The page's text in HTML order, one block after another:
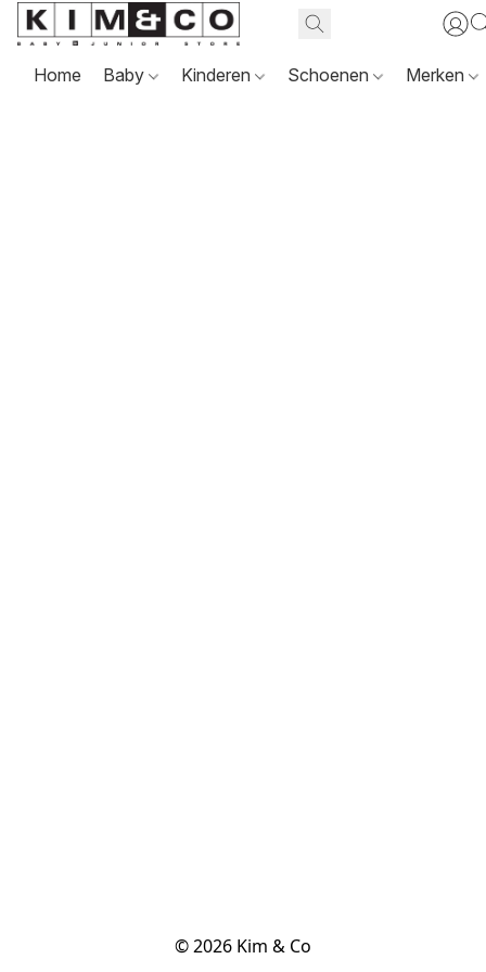
Home Baby Kinderen Schoenen Merken
© 2026 Kim & Co